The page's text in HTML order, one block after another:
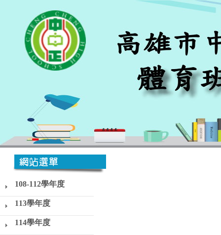
108-112學年度
113學年度
114學年度